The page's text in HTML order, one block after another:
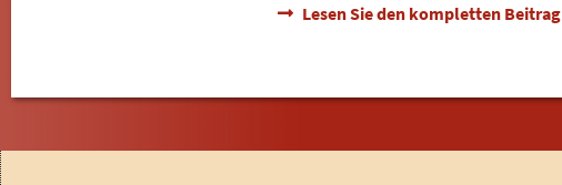
Lesen Sie den kompletten Beitrag